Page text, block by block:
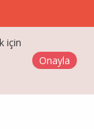
için
Onayla